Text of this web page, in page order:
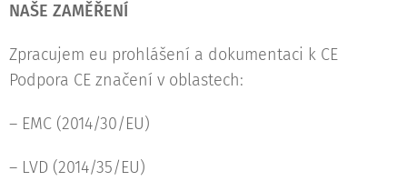
NAŠE ZAMĚŘENÍ
Zpracujem eu prohlášení a dokumentaci k CE
Podpora CE značení v oblastech:
– EMC (2014/30/EU)
– LVD (2014/35/EU)